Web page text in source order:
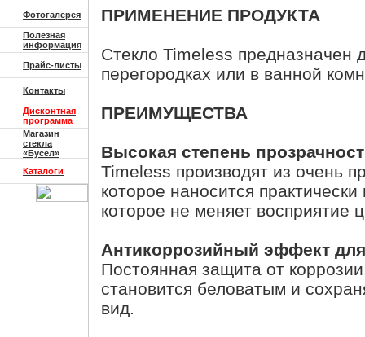
Фотогалерея
Полезная
информация
Прайс-листы
Контакты
Дисконтная
программа
Магазин
стекла
«Бусел»
Каталоги
ПРИМЕНЕНИЕ ПРОДУКТА
Стекло Timeless предназначен
перегородках или в ванной
ПРЕИМУЩЕСТВА
Высокая степень
Timeless производят из очень
которое наносится
которое не меняет восприятие
Антикоррозийный эффект
Постоянная защита от
становится беловатым и
вид.